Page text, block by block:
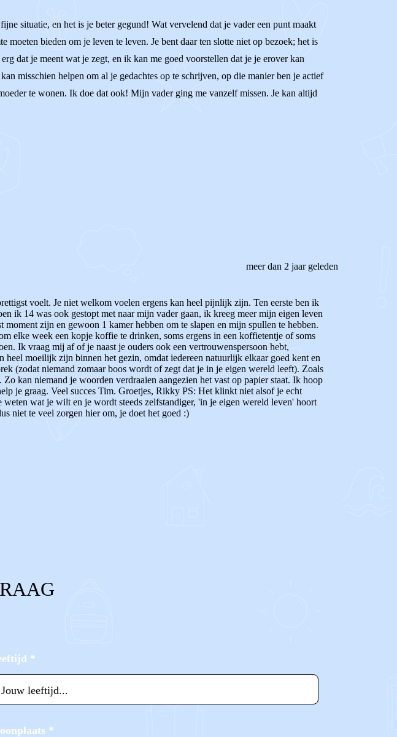
situatie, en het is je beter gegund! Wat vervelend dat je vader een punt maakt
moeten bieden om je leven te leven. Je bent daar ten slotte niet op bezoek; het is
dat je meent wat je zegt, en ik kan me goed voorstellen dat je je erover kan
misschien helpen om al je gedachtes op te schrijven, op die manier ben je actief
te wonen. Ik doe dat ook! Mijn vader ging me vanzelf missen. Je kan altijd
meer dan 2 jaar geleden
voelt. Je niet welkom voelen ergens kan heel pijnlijk zijn. Ten eerste ben ik
ik 14 was ook gestopt met naar mijn vader gaan, ik kreeg meer mijn eigen leven
zijn en gewoon 1 kamer hebben om te slapen en mijn spullen te hebben.
elke week een kopje koffie te drinken, soms ergens in een koffietentje of soms
Ik vraag mij af of je naast je ouders ook een vertrouwenspersoon hebt,
moeilijk zijn binnen het gezin, omdat iedereen natuurlijk elkaar goed kent en
(zodat niemand zomaar boos wordt of zegt dat je in je eigen wereld leeft). Zoals
kan niemand je woorden verdraaien aangezien het vast op papier staat. Ik hoop
je graag. Veel succes Tim. Groetjes, Rikky PS: Het klinkt niet alsof je echt
wat je wilt en je wordt steeds zelfstandiger, 'in je eigen wereld leven' hoort
niet te veel zorgen hier om, je doet het goed :)
*
*